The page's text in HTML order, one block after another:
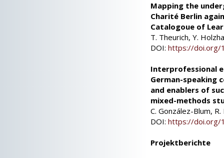
Mapping the
Charité Berlin
Catalogoue of
T. Theurich, Y.
DOI:https://doi.org/
Interprofessional
German-speaking
and enablers of
mixed-methods
C. González-Blum,
DOI:https://doi.org/
Projektberichte